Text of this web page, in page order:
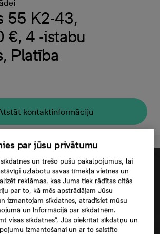
55 K2-43,
€, 4 -istabu
Platība
kontaktinformāciju
par jūsu privātumu
un trešo pušu pakalpojumus, lai
uzlabotu savas tīmekļa vietnes un
reklāmas, kas Jums tiek rādītas citās
par to, kā mēs apstrādājam Jūsu
izmantojam sīkdatnes, atradīsiet mūsu
un Informācijā par sīkdatnēm.
visas sīkdatnes”, Jūs piekrītat sīkdatņu un
izmantošanai un ar to saistīto